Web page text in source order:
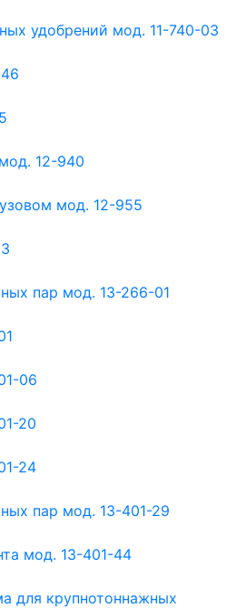
удобрений мод. 11-740-03
12-940
мод. 12-955
пар мод. 13-266-01
06
20
24
пар мод. 13-401-29
мод. 13-401-44
для крупнотоннажных